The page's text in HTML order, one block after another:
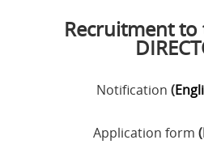
Recruitment
Notification (
Application form (